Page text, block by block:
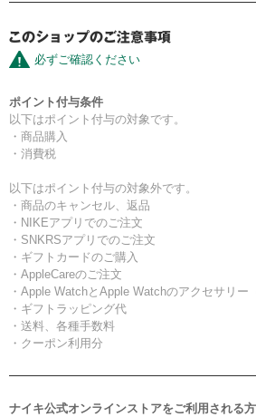
必ずご確認ください
ポイント付与条件
以下はポイント付与の対象です。
・商品購入
・消費税
以下はポイント付与の対象外です。
・商品のキャンセル、返品
・NIKEアプリでのご注文
・SNKRSアプリでのご注文
・ギフトカードのご購入
・AppleCareのご注文
・Apple WatchとApple Watchのアクセサリー
・ギフトラッピング代
・送料、各種手数料
・クーポン利用分
ナイキ公式オンラインストアをご利用される